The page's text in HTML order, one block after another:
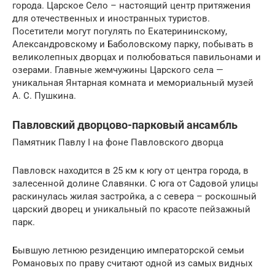
города. Царское Село – настоящий центр притяжения
для отечественных и иностранных туристов.
Посетители могут погулять по Екатерининскому,
Александровскому и Баболовскому парку, побывать в
великолепных дворцах и полюбоваться павильонами и
озерами. Главные жемчужины Царского села —
уникальная Янтарная комната и мемориальный музей
А. С. Пушкина.
Павловский дворцово-парковый ансамбль
Памятник Павлу I на фоне Павловского дворца
Павловск находится в 25 км к югу от центра города, в
залесенной долине Славянки. С юга от Садовой улицы
раскинулась жилая застройка, а с севера – роскошный
царский дворец и уникальный по красоте пейзажный
парк.
Бывшую летнюю резиденцию императорской семьи
Романовых по праву считают одной из самых видных